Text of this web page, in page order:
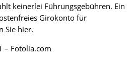
keinerlei Führungsgebühren. Ein
Girokonto für
Sie hier.
– Fotolia.com